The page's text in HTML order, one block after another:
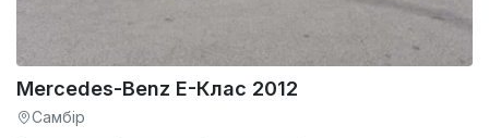
Mercedes-Benz E-Клас 2012
Самбір